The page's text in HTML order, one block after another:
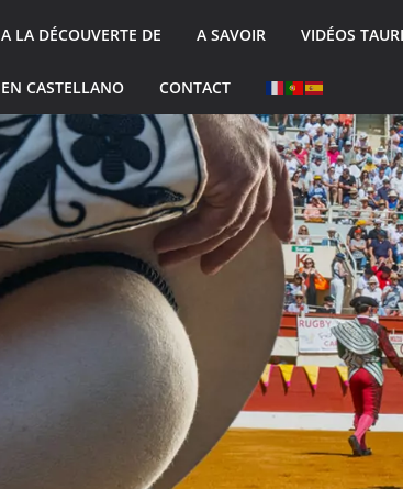
A LA DÉCOUVERTE DE A SAVOIR VIDÉOS
EN CASTELLANO CONTACT